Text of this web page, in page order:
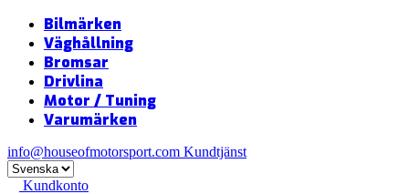
Bilmärken
Väghållning
Bromsar
Drivlina
Motor / Tuning
Varumärken
info@houseofmotorsport.com Kundtjänst
Kundkonto